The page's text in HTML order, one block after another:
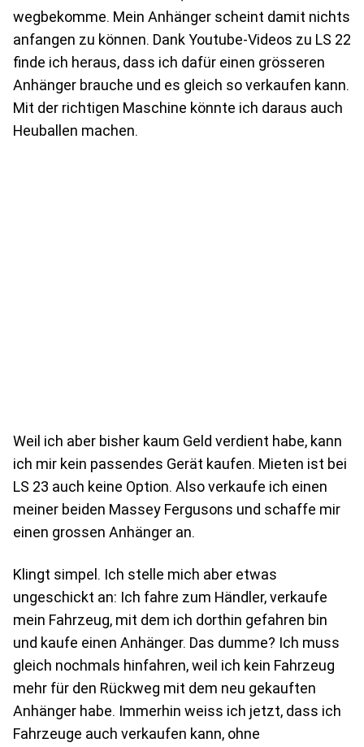
wegbekomme. Mein Anhänger scheint damit nichts
anfangen zu können. Dank Youtube-Videos zu LS 22
finde ich heraus, dass ich dafür einen grösseren
Anhänger brauche und es gleich so verkaufen kann.
Mit der richtigen Maschine könnte ich daraus auch
Heuballen machen.
Weil ich aber bisher kaum Geld verdient habe, kann
ich mir kein passendes Gerät kaufen. Mieten ist bei
LS 23 auch keine Option. Also verkaufe ich einen
meiner beiden Massey Fergusons und schaffe mir
einen grossen Anhänger an.
Klingt simpel. Ich stelle mich aber etwas
ungeschickt an: Ich fahre zum Händler, verkaufe
mein Fahrzeug, mit dem ich dorthin gefahren bin
und kaufe einen Anhänger. Das dumme? Ich muss
gleich nochmals hinfahren, weil ich kein Fahrzeug
mehr für den Rückweg mit dem neu gekauften
Anhänger habe. Immerhin weiss ich jetzt, dass ich
Fahrzeuge auch verkaufen kann, ohne